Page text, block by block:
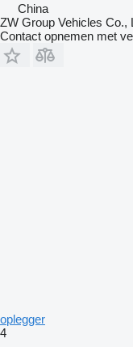
China
ZW Group Vehicles Co.,
Contact opnemen met
oplegger
4